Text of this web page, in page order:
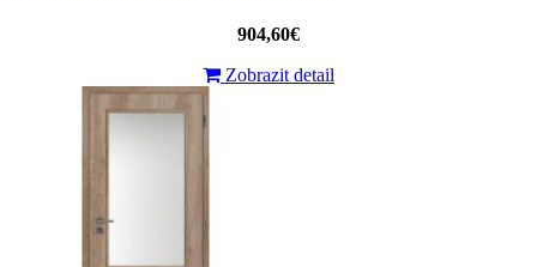
904,60€
Zobrazit detail